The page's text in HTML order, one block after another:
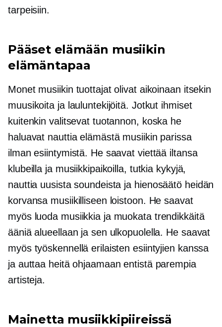
tarpeisiin.
Pääset elämään musiikin
elämäntapaa
Monet musiikin tuottajat olivat aikoinaan itsekin
muusikoita ja lauluntekijöitä. Jotkut ihmiset
kuitenkin valitsevat tuotannon, koska he
haluavat nauttia elämästä musiikin parissa
ilman esiintymistä. He saavat viettää iltansa
klubeilla ja musiikkipaikoilla, tutkia kykyjä,
nauttia uusista soundeista ja hienosäätö heidän
korvansa musiikilliseen loistoon. He saavat
myös luoda musiikkia ja muokata trendikkäitä
ääniä alueellaan ja sen ulkopuolella. He saavat
myös työskennellä erilaisten esiintyjien kanssa
ja auttaa heitä ohjaamaan entistä parempia
artisteja.
Mainetta musiikkipiireissä